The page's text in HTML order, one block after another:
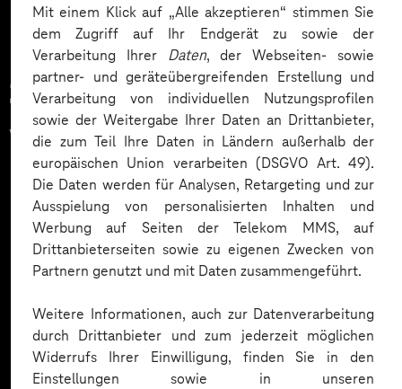
Mit einem Klick auf „Alle akzeptieren“ stimmen Sie
dem Zugriff auf Ihr Endgerät zu sowie der
Verarbeitung Ihrer Daten, der Webseiten- sowie
partner- und geräteübergreifenden Erstellung und
Verarbeitung von individuellen Nutzungsprofilen
sowie der Weitergabe Ihrer Daten an Drittanbieter,
die zum Teil Ihre Daten in Ländern außerhalb der
europäischen Union verarbeiten (DSGVO Art. 49).
Die Daten werden für Analysen, Retargeting und zur
Ausspielung von personalisierten Inhalten und
Werbung auf Seiten der Telekom MMS, auf
Drittanbieterseiten sowie zu eigenen Zwecken von
Partnern genutzt und mit Daten zusammengeführt.
Weitere Informationen, auch zur Datenverarbeitung
durch Drittanbieter und zum jederzeit möglichen
Widerrufs Ihrer Einwilligung, finden Sie in den
Einstellungen sowie in unseren
Zahlreiche Unternehmen
vertrauen auf unsere
Expertise. Hier eine Auswahl: